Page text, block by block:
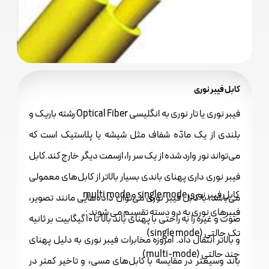
کابل فیبر نوری
فیبر نوری یا تار نوری به انگلیسی Optical Fiber رشته باریک و
بلندی از یک مادّه شفاف مثل شیشه یا پلاستیک است که
می‌تواند نور وارد شده از یک سر را، ازسمت دیگر خارج کند.کابل
فیبر نوری داری پهنای باندی بسیار بالاتر از کابل‌های معمولی
می‌باشد، با کابل فیبر نوری می‌توان داده‌هایی مانند تصویر،
صوت و غیره را به راحتی با پهنای باند بالا تا 10 گیگابیت بر ثانیه
و بالاتر انتقال داد. امروزه مخابرات فیبر نوری به دلیل پهنای
باند وسیعتر در مقایسه با کابل‌های مسی، و تاخیر کمتر در
کابل فیبر نوری single mode و multi mode
فیبرهای نوری به دو دسته تقسیم می شوند :
تک حالتی (single mode)
چند حالتی (multi-mode)